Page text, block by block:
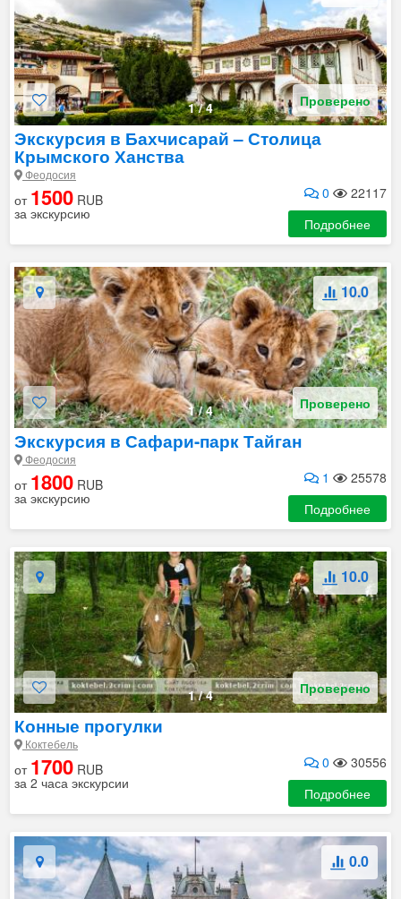
1/4 Проверено
Экскурсия в Бахчисарай – Столица
Крымского Ханства
Феодосия
0 22117
от 1500 RUB
за экскурсию
Подробнее
1/4
10.0
Проверено
Экскурсия в Сафари-парк Тайган
Феодосия
1 25578
от 1800 RUB
за экскурсию
Подробнее
1/4
10.0
Проверено
Конные прогулки
Коктебель
0 30556
от 1700 RUB
за 2 часа экскурсии
Подробнее
0.0